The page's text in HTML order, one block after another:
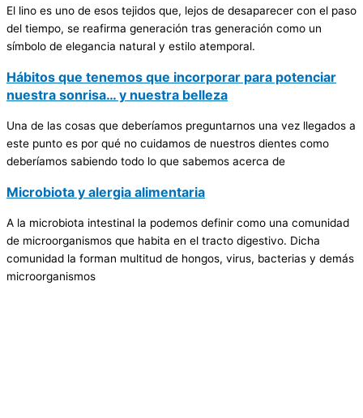
El lino es uno de esos tejidos que, lejos de desaparecer con el paso
del tiempo, se reafirma generación tras generación como un
símbolo de elegancia natural y estilo atemporal.
Hábitos que tenemos que incorporar para potenciar
nuestra sonrisa… y nuestra belleza
Una de las cosas que deberíamos preguntarnos una vez llegados a
este punto es por qué no cuidamos de nuestros dientes como
deberíamos sabiendo todo lo que sabemos acerca de
Microbiota y alergia alimentaria
A la microbiota intestinal la podemos definir como una comunidad
de microorganismos que habita en el tracto digestivo. Dicha
comunidad la forman multitud de hongos, virus, bacterias y demás
microorganismos